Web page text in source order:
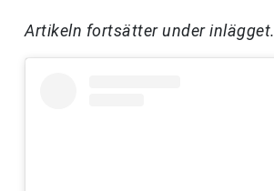
Artikeln fortsätter under inlägget.